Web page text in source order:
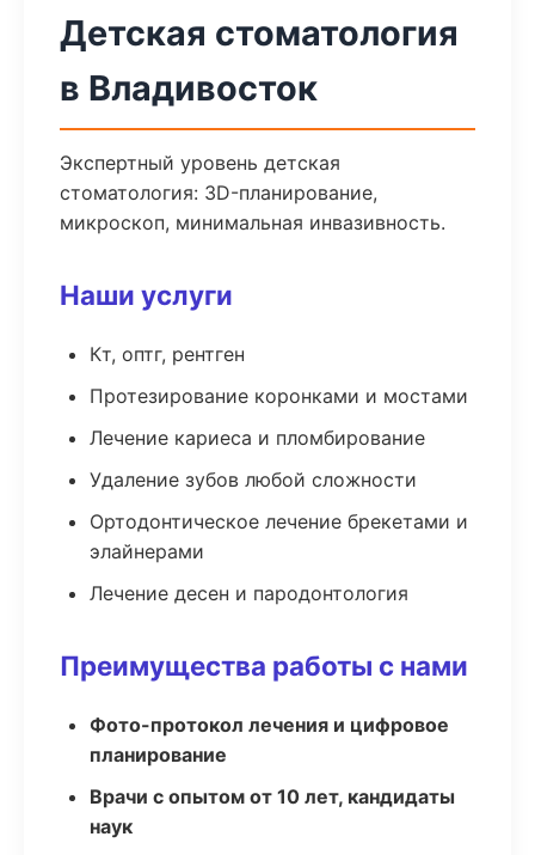
Детская стоматология
в Владивосток
Экспертный уровень детская
стоматология: 3D-планирование,
микроскоп, минимальная инвазивность.
Наши услуги
Кт, оптг, рентген
Протезирование коронками и мостами
Лечение кариеса и пломбирование
Удаление зубов любой сложности
Ортодонтическое лечение брекетами и
элайнерами
Лечение десен и пародонтология
Преимущества работы с нами
Фото-протокол лечения и цифровое
планирование
Врачи с опытом от 10 лет, кандидаты
наук